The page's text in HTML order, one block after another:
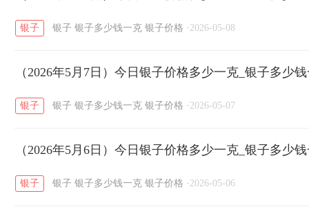
菜百 周生生 周大生
六福 / 金至尊 / 潮宏基 / 亚一金店
银子 银子 银子多少钱一克 银子价格 · 2026-05-08
（2026年5月7日）今日银子价格多少一克_银子多少
银子 银子 银子多少钱一克 银子价格 · 2026-05-07
（2026年5月6日）今日银子价格多少一克_银子多少
银子 银子 银子多少钱一克 银子价格 · 2026-05-06